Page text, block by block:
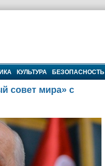
КУЛЬТУРА БЕЗОПАСНОСТЬ
совет мира» с